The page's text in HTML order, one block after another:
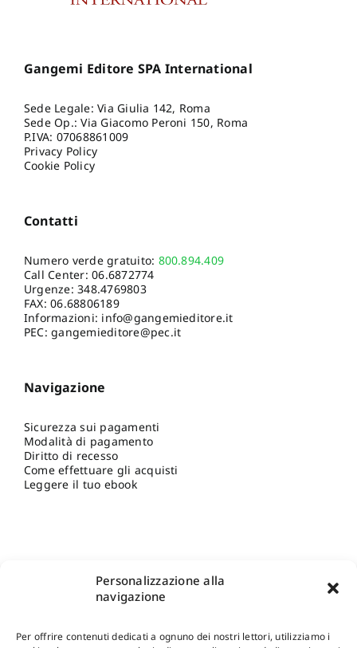
Personalizzazione alla
navigazione
Per offrire contenuti dedicati a ognuno dei nostri lettori, utilizziamo i
Gangemi Editore SPA International
Sede Legale: Via Giulia 142, Roma
Sede Op.: Via Giacomo Peroni 150, Roma
P.IVA: 07068861009
Privacy Policy
Cookie Policy
Contatti
Numero verde gratuito: 800.894.409
Call Center:06.6872774
Urgenze:348.4769803
FAX: 06.68806189
Informazioni: info@gangemieditore.it
PEC: gangemieditore@pec.it
Navigazione
Sicurezza sui pagamenti
Modalità di pagamento
Diritto di recesso
Come effettuare gli acquisti
Leggere il tuo ebook